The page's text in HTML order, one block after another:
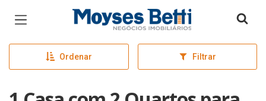
Página inicial
Ordenar Filtrar